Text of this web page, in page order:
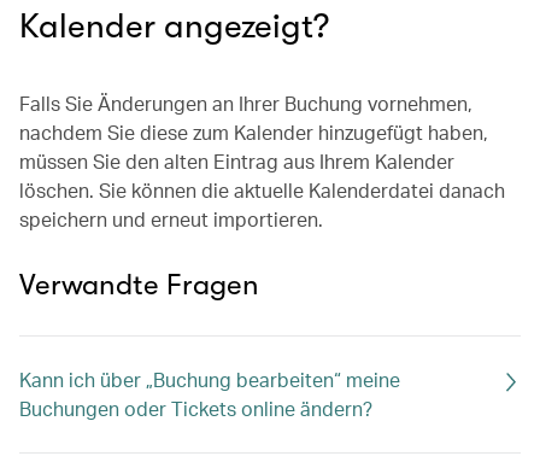
Kalender angezeigt?
Falls Sie Änderungen an Ihrer Buchung vornehmen,
nachdem Sie diese zum Kalender hinzugefügt haben,
müssen Sie den alten Eintrag aus Ihrem Kalender
löschen. Sie können die aktuelle Kalenderdatei danach
speichern und erneut importieren.
Verwandte Fragen
Kann ich über „Buchung bearbeiten“ meine
Buchungen oder Tickets online ändern?